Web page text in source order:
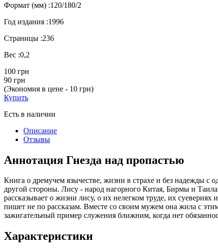
Формат (мм) :120/180/2
Год издания :1996
Страницы :236
Вес :0,2
100 грн
90 грн
(Экономия в цене - 10 грн)
Купить
Есть в наличии
Описание
Отзывы
Аннотация Гнезда над пропастью
Книга о дремучем язычестве, жизни в страхе и без надежды с
другой стороны. Лису - народ нагорного Китая, Бирмы и
рассказывает о жизни лису, о их нелегком труде, их
пишет не по рассказам. Вместе со своим мужем она жила с
зажигательный пример служения ближним, когда нет
Характеристики